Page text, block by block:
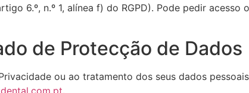
6.º, n.º 1, alínea f) do RGPD). Pode pedir
de Protecção de Dados
ou ao tratamento dos seus dados
.